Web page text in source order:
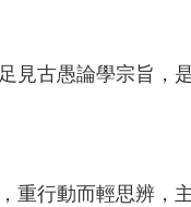
見古愚論學宗旨，
重行動而輕思辨，